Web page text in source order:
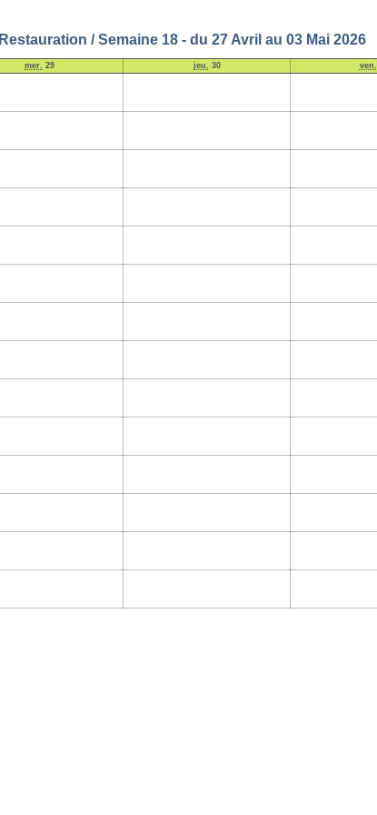
Restauration / Semaine 18 - du 27 Avril au 03 Mai 2026
mer. 29 jeu. 30 ven.